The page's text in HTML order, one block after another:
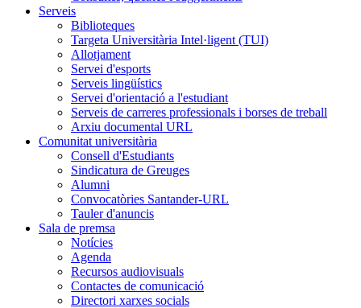
Serveis
Biblioteques
Targeta Universitària Intel·ligent (TUI)
Allotjament
Servei d'esports
Serveis lingüístics
Servei d'orientació a l'estudiant
Serveis de carreres professionals i borses de treball
Arxiu documental URL
Comunitat universitària
Consell d'Estudiants
Sindicatura de Greuges
Alumni
Convocatòries Santander-URL
Tauler d'anuncis
Sala de premsa
Notícies
Agenda
Recursos audiovisuals
Contactes de comunicació
Directori xarxes socials